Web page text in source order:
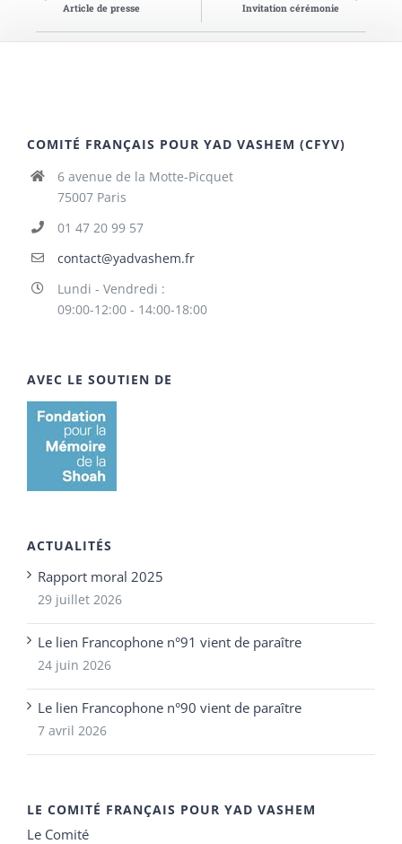
Article de presse Invitation cérémonie
COMITÉ FRANÇAIS POUR YAD VASHEM (CFYV)
6 avenue de la Motte-Picquet
75007 Paris
01 47 20 99 57
contact@yadvashem.fr
Lundi - Vendredi :
09:00-12:00 - 14:00-18:00
AVEC LE SOUTIEN DE
ACTUALITÉS
Rapport moral 2025
29 juillet 2026
Le lien Francophone n°91 vient de paraître
24 juin 2026
Le lien Francophone n°90 vient de paraître
7 avril 2026
LE COMITÉ FRANÇAIS POUR YAD VASHEM
Le Comité